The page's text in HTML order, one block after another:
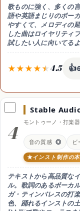
日本語
△ UIは英語中心(日本
得意なこと
ボーカルとホーンの質
おすすめ用途
歌ものに強く、多くの
語や英語まじりのボー
やすくて、メロディの
した曲はロイヤリティ
試したい人に向いてるよ
4.5 👍
料金
無料お試し / Basic 月
無料枠
無料でお試しできて
ル・年96ドル)から。さ
ル・年288ドル)
商用利用
可（Basic以上・ロイヤ
日本語
◎ 日本語の歌詞にも対
得意なこと
多言語ボーカルのコー
4
Stable
モントゥーノ・打楽
音の質感 ◎ ビ
インスト制作の
テキストから高品質な
ル。歌詞のあるボーカ
ガ・ティンバレスの打
色、踊れるインストの